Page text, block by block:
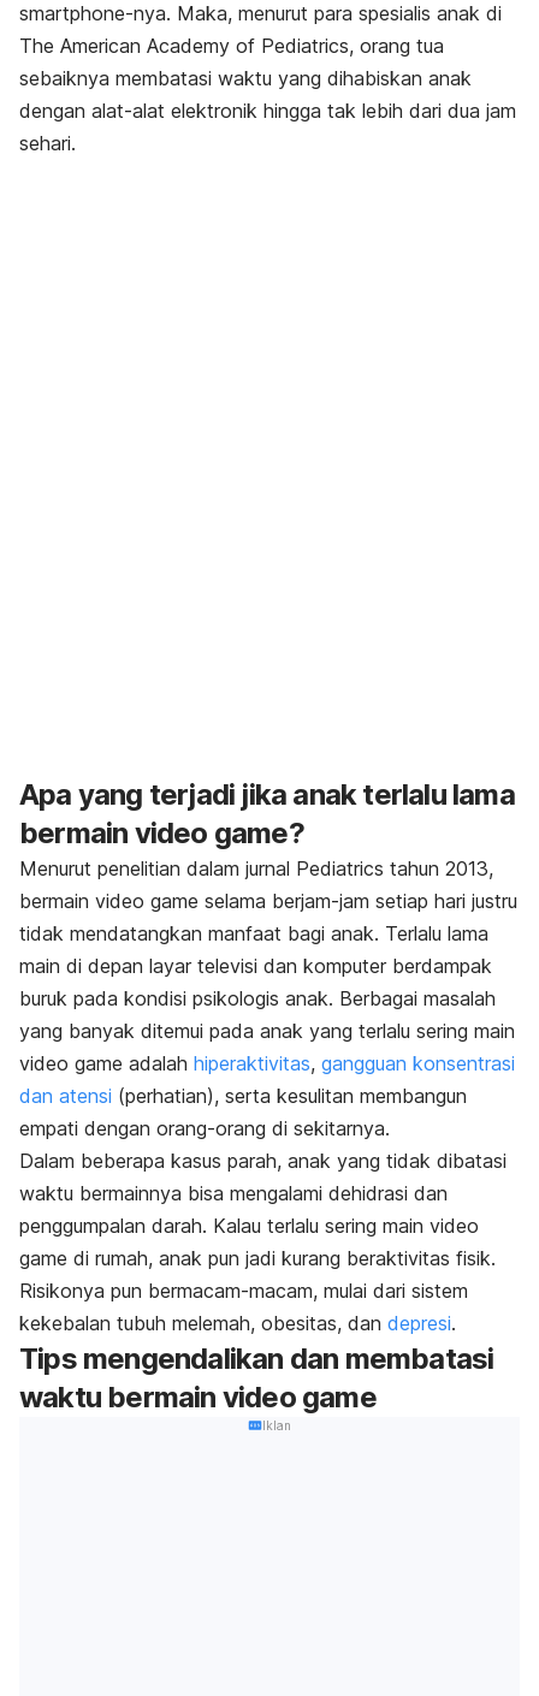
smartphone-nya. Maka, menurut para spesialis anak di
The American Academy of Pediatrics, orang tua
sebaiknya membatasi waktu yang dihabiskan anak
dengan alat-alat elektronik hingga tak lebih dari dua jam
sehari.
Apa yang terjadi jika anak terlalu lama
bermain video game?
Menurut penelitian dalam jurnal Pediatrics tahun 2013,
bermain video game selama berjam-jam setiap hari justru
tidak mendatangkan manfaat bagi anak. Terlalu lama
main di depan layar televisi dan komputer berdampak
buruk pada kondisi psikologis anak. Berbagai masalah
yang banyak ditemui pada anak yang terlalu sering main
video game adalah hiperaktivitas, gangguan konsentrasi
dan atensi (perhatian), serta kesulitan membangun
empati dengan orang-orang di sekitarnya.
Dalam beberapa kasus parah, anak yang tidak dibatasi
waktu bermainnya bisa mengalami dehidrasi dan
penggumpalan darah. Kalau terlalu sering main video
game di rumah, anak pun jadi kurang beraktivitas fisik.
Risikonya pun bermacam-macam, mulai dari sistem
kekebalan tubuh melemah, obesitas, dan depresi.
Tips mengendalikan dan membatasi
waktu bermain video game
Iklan